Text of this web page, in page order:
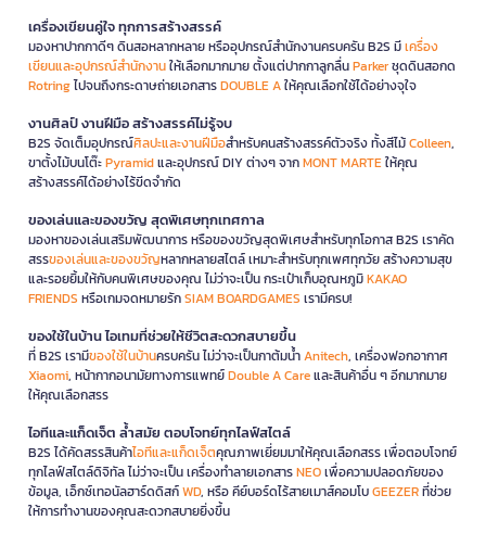
เครื่องเขียนคู่ใจ ทุกการสร้างสรรค์
มองหาปากกาดีๆ ดินสอหลากหลาย หรืออุปกรณ์สำนักงานครบครัน B2S มีเครื่อง
เขียนและอุปกรณ์สำนักงานให้เลือกมากมาย ตั้งแต่ปากกาลูกลื่นParkerชุดดินสอกด
Rotringไปจนถึงกระดาษถ่ายเอกสารDOUBLE Aให้คุณเลือกใช้ได้อย่างจุใจ
งานศิลป์ งานฝีมือ สร้างสรรค์ไม่รู้จบ
B2S จัดเต็มอุปกรณ์ศิลปะและงานฝีมือสำหรับคนสร้างสรรค์ตัวจริง ทั้งสีไม้Colleen,
ขาตั้งไม้บนโต๊ะPyramidและอุปกรณ์ DIY ต่างๆ จากMONT MARTEให้คุณ
สร้างสรรค์ได้อย่างไร้ขีดจำกัด
ของเล่นและของขวัญ สุดพิเศษทุกเทศกาล
มองหาของเล่นเสริมพัฒนาการ หรือของขวัญสุดพิเศษสำหรับทุกโอกาส B2S เราคัด
สรรของเล่นและของขวัญหลากหลายสไตล์ เหมาะสำหรับทุกเพศทุกวัย สร้างความสุข
และรอยยิ้มให้กับคนพิเศษของคุณ ไม่ว่าจะเป็น กระเป๋าเก็บอุณหภูมิKAKAO
FRIENDS หรือเกมจดหมายรักSIAM BOARDGAMES เรามีครบ!
ของใช้ในบ้าน ไอเทมที่ช่วยให้ชีวิตสะดวกสบายขึ้น
ที่ B2S เรามีของใช้ในบ้านครบครัน ไม่ว่าจะเป็นกาต้มน้ำAnitech, เครื่องฟอกอากาศ
Xiaomi, หน้ากากอนามัยทางการแพทย์Double A Careและสินค้าอื่น ๆ อีกมากมาย
ให้คุณเลือกสรร
ไอทีและแก็ดเจ็ต ล้ำสมัย ตอบโจทย์ทุกไลฟ์สไตล์
B2S ได้คัดสรรสินค้าไอทีและแก็ดเจ็ตคุณภาพเยี่ยมมาให้คุณเลือกสรร เพื่อตอบโจทย์
ทุกไลฟ์สไตล์ดิจิทัล ไม่ว่าจะเป็น เครื่องทำลายเอกสารNEOเพื่อความปลอดภัยของ
ข้อมูล, เอ็กซ์เทอนัลฮาร์ดดิสก์WD, หรือ คีย์บอร์ดไร้สายเมาส์คอมโบGEEZERที่ช่วย
ให้การทำงานของคุณสะดวกสบายยิ่งขึ้น